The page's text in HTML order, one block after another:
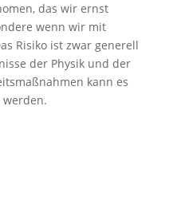
das wir ernst
wenn wir mit
Risiko ist zwar generell
der Physik und der
kann es